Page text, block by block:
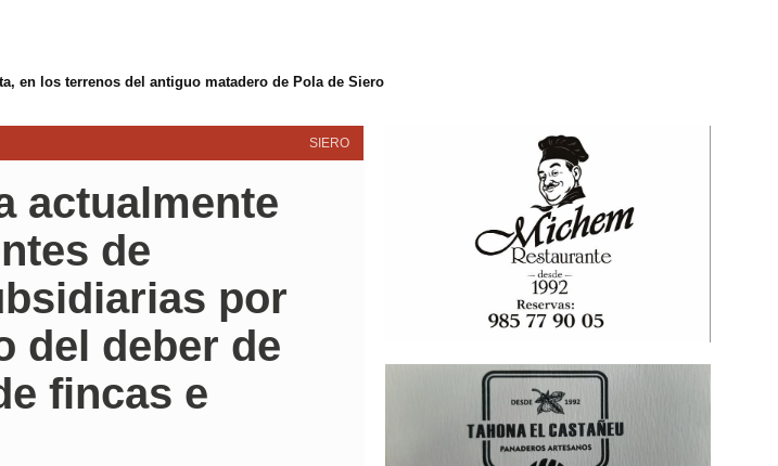
en los terrenos del antiguo matadero de Pola de Siero
SIERO
actualmente
de
por
del deber de
fincas e